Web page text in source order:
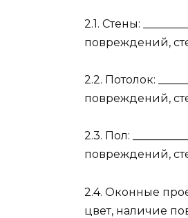
2.1. Стены:
повреждений,
2.2. Потолок:
повреждений,
2.3. Пол:
повреждений,
2.4. Оконные
цвет, наличие